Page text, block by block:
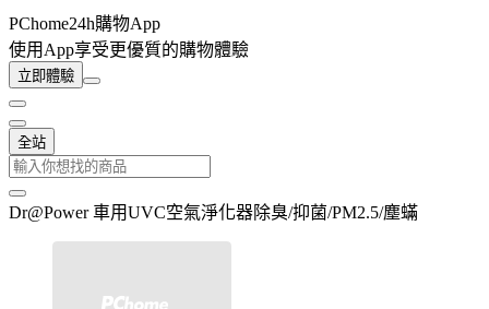
PChome24h購物App
使用App享受更優質的購物體驗
立即體驗
全站
Dr@Power 車用UVC空氣淨化器除臭/抑菌/PM2.5/塵蟎